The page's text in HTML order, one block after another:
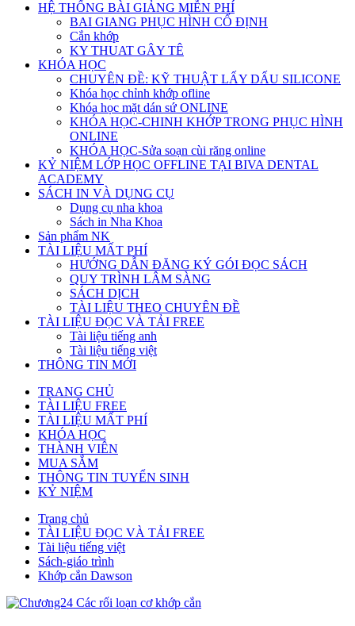
HỆ THỐNG BÀI GIẢNG MIỄN PHÍ
BAI GIANG PHỤC HÌNH CỐ ĐỊNH
Cắn khớp
KY THUAT GÂY TÊ
KHÓA HỌC
CHUYÊN ĐỀ: KỸ THUẬT LẤY DẤU SILICONE
Khóa học chỉnh khớp ofline
Khóa học mặt dán sứ ONLINE
KHÓA HỌC-CHINH KHỚP TRONG PHỤC HÌNH
ONLINE
KHÓA HỌC-Sửa soạn cùi răng online
KỶ NIỆM LỚP HỌC OFFLINE TẠI BIVA DENTAL
ACADEMY
SÁCH IN VÀ DỤNG CỤ
Dụng cụ nha khoa
Sách in Nha Khoa
Sản phẩm NK
TÀI LIỆU MẤT PHÍ
HƯỚNG DẪN ĐĂNG KÝ GÓI ĐỌC SÁCH
QUY TRÌNH LÂM SÀNG
SÁCH DỊCH
TÀI LIỆU THEO CHUYÊN ĐỀ
TÀI LIỆU ĐỌC VÀ TẢI FREE
Tài liệu tiếng anh
Tài liệu tiếng việt
THÔNG TIN MỚI
TRANG CHỦ
TÀI LIỆU FREE
TÀI LIỆU MẤT PHÍ
KHÓA HỌC
THÀNH VIÊN
MUA SẮM
THÔNG TIN TUYỂN SINH
KỶ NIỆM
Trang chủ
TÀI LIỆU ĐỌC VÀ TẢI FREE
Tài liệu tiếng việt
Sách-giáo trình
Khớp cắn Dawson